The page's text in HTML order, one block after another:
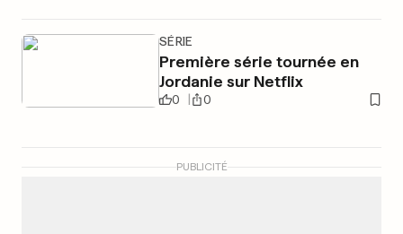
SÉRIE
Première série tournée en
Jordanie sur Netflix
0 0
PUBLICITÉ